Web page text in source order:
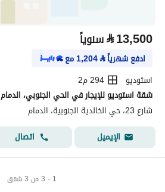
⃁13,500 سنوياً
ادفع شهرياً⃁
1,204مع
استوديو
294 م2
شقة استوديو للإيجار في الحي الجنوبي، الدمام
شارع 23، حي الخالدية الجنوبية، الدمام
الإيميل
اتصال
1 - 3 من 3 شقق